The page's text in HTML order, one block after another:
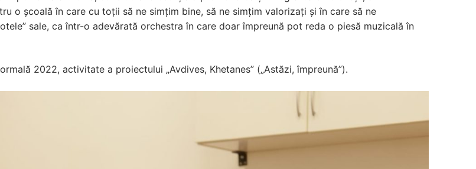
o școală în care cu toții să ne simțim bine, să ne simțim valorizați și în care să ne
sale, ca într-o adevărată orchestra în care doar împreună pot reda o piesă muzicală în
2022, activitate a proiectului „Avdives, Khetanes” („Astăzi, împreună”).